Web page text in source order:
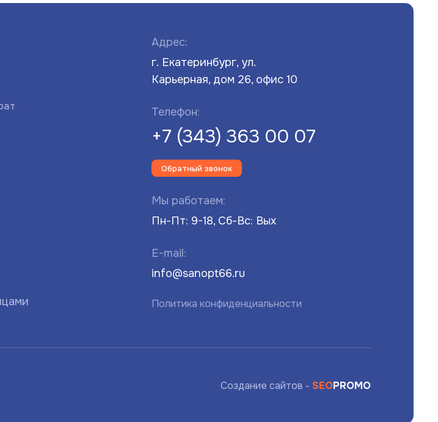
Адрес:
г. Екатеринбург, ул.
Карьерная, дом 26, офис 10
Телефон:
+7 (343) 363 00 07
Обратный звонок
Мы работаем:
Пн-Пт: 9-18, Сб-Вс: Вых
E-mail:
info@sanopt66.ru
Политика конфиденциальности
Создание сайтов - SEOPROMO